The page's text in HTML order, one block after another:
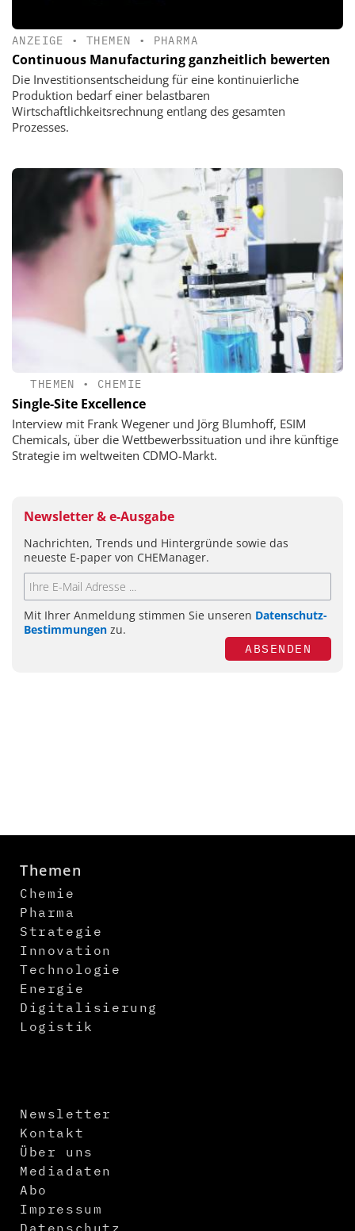
ANZEIGE •THEMEN • PHARMA
Continuous Manufacturing ganzheitlich bewerten
Die Investitionsentscheidung für eine kontinuierliche
Produktion bedarf einer belastbaren
Wirtschaftlichkeitsrechnung entlang des gesamten
Prozesses.
THEMEN • CHEMIE
Single-Site Excellence
Interview mit Frank Wegener und Jörg Blumhoff, ESIM
Chemicals, über die Wettbewerbssituation und ihre künftige
Strategie im weltweiten CDMO-Markt.
Newsletter & e-Ausgabe
Nachrichten, Trends und Hintergründe sowie das
neueste E-paper von CHEManager.
Mit Ihrer Anmeldung stimmen Sie unseren Datenschutz-
Bestimmungen zu.
ABSENDEN
Themen
Chemie
Pharma
Strategie
Innovation
Technologie
Energie
Digitalisierung
Logistik
Newsletter
Kontakt
Über uns
Mediadaten
Abo
Impressum
Datenschutz